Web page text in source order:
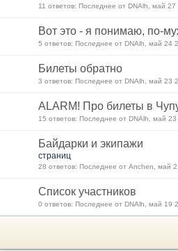
11 ответов: Последнее от DNAlh, май
Вот это - я понимаю, по-
5 ответов: Последнее от DNAlh, май 24
Билеты обратно
3 ответов: Последнее от DNAlh, май 23
ALARM! Про билеты в
15 ответов: Последнее от DNAlh, май
Байдарки и экипажи
страниц
28 ответов: Последнее от Anchen, май
Список участников
0 ответов: Последнее от DNAlh, май 19